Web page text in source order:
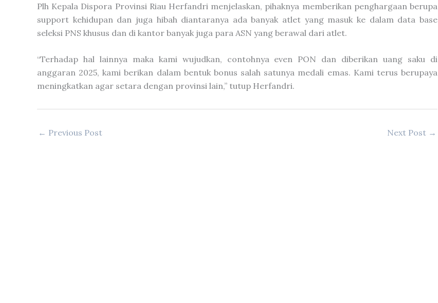
Plh Kepala Dispora Provinsi Riau Herfandri menjelaskan, pihaknya memberikan penghargaan berupa
support kehidupan dan juga hibah diantaranya ada banyak atlet yang masuk ke dalam data base
seleksi PNS khusus dan di kantor banyak juga para ASN yang berawal dari atlet.
“Terhadap hal lainnya maka kami wujudkan, contohnya even PON dan diberikan uang saku di
anggaran 2025, kami berikan dalam bentuk bonus salah satunya medali emas. Kami terus berupaya
meningkatkan agar setara dengan provinsi lain,” tutup Herfandri.
← Previous Post Next Post →